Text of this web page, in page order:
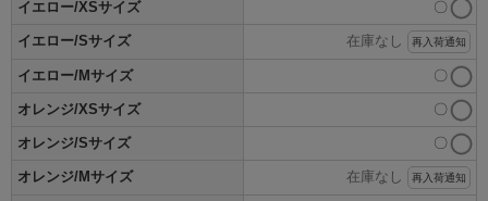
イエロー/XSサイズ 〇
イエロー/Sサイズ 在庫なし 再入荷通知
イエロー/Mサイズ 〇
オレンジ/XSサイズ 〇
オレンジ/Sサイズ 〇
オレンジ/Mサイズ 在庫なし 再入荷通知